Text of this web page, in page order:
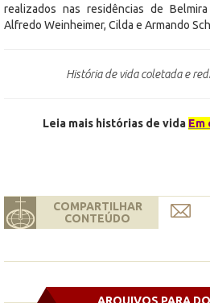
realizados nas residências de
Alfredo Weinheimer, Cilda e Armando
História de vida coletada e
Leia mais histórias de vida Em
COMPARTILHAR
CONTEÚDO